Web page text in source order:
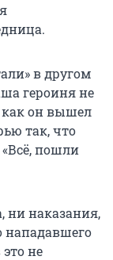
в другом
героиня не
как он вышел
так, что
пошли
ни наказания,
нападавшего
не